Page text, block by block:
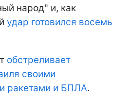
народ" и, как
удар готовился восемь
обстреливает
своими
ракетами и БПЛА.